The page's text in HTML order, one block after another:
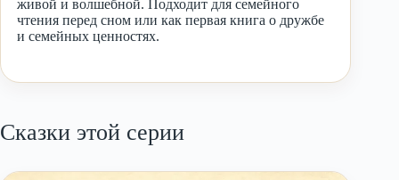
живой и волшебной. Подходит для семейного
чтения перед сном или как первая книга о дружбе
и семейных ценностях.
Сказки этой серии